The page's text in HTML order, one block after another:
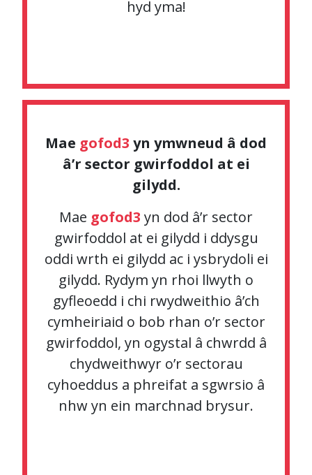
hyd yma!
Mae gofod3 yn ymwneud â dod
â’r sector gwirfoddol at ei
gilydd.
Mae gofod3 yn dod â’r sector
gwirfoddol at ei gilydd i ddysgu
oddi wrth ei gilydd ac i ysbrydoli ei
gilydd. Rydym yn rhoi llwyth o
gyfleoedd i chi rwydweithio â’ch
cymheiriaid o bob rhan o’r sector
gwirfoddol, yn ogystal â chwrdd â
chydweithwyr o’r sectorau
cyhoeddus a phreifat a sgwrsio â
nhw yn ein marchnad brysur.